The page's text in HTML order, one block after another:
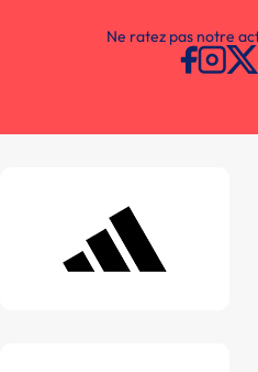
Ne ratez pas notre